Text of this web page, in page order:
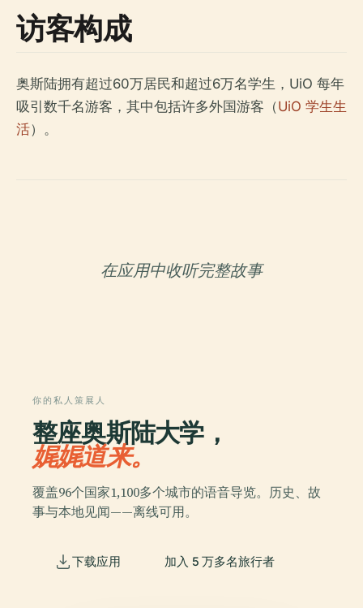
访客构成
奥斯陆拥有超过60万居民和超过6万名学生，UiO 每年
吸引数千名游客，其中包括许多外国游客（UiO 学生生
活）。
在应用中收听完整故事
你的私人策展人
整座奥斯陆大学，
娓娓道来。
覆盖96个国家1,100多个城市的语音导览。历史、故
事与本地见闻——离线可用。
下载应用 加入 5 万多名旅行者